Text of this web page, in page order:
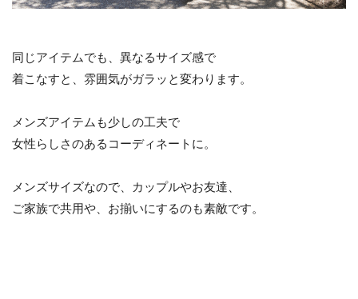
同じアイテムでも、異なるサイズ感で
着こなすと、雰囲気がガラッと変わります。
メンズアイテムも少しの工夫で
女性らしさのあるコーディネートに。
メンズサイズなので、カップルやお友達、
ご家族で共用や、お揃いにするのも素敵です。